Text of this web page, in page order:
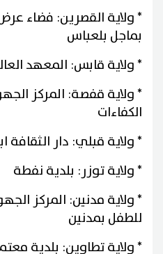
* ولاية القصرين: فضاء
بماجل بلعباس
* ولاية قابس: المعهد
* ولاية قفصة: المركز
الكفاءات
* ولاية قبلي: دار
* ولاية توزر: بلدية نفطة
* ولاية مدنين: المركز
للطفل بمدنين
* ولاية تطاوين: بلدية